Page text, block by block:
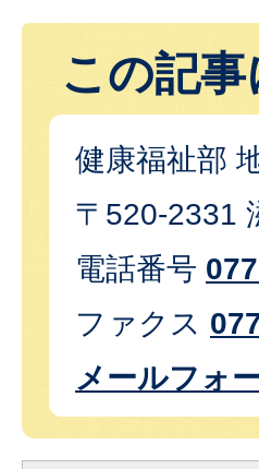
この記
健康福祉部
〒520-2331
電話番号
ファクス
メールフォ